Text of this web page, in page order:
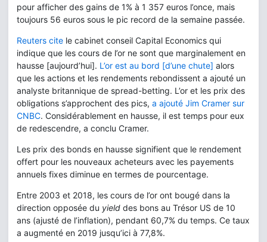
pour afficher des gains de 1% à 1 357 euros l’once, mais
toujours 56 euros sous le pic record de la semaine passée.
Reuters cite le cabinet conseil Capital Economics qui
indique que les cours de l’or ne sont que marginalement en
hausse [aujourd’hui]. L’or est au bord [d’une chute] alors
que les actions et les rendements rebondissent a ajouté un
analyste britannique de spread-betting. L’or et les prix des
obligations s’approchent des pics, a ajouté Jim Cramer sur
CNBC. Considérablement en hausse, il est temps pour eux
de redescendre, a conclu Cramer.
Les prix des bonds en hausse signifient que le rendement
offert pour les nouveaux acheteurs avec les payements
annuels fixes diminue en termes de pourcentage.
Entre 2003 et 2018, les cours de l’or ont bougé dans la
direction opposée du yield des bons au Trésor US de 10
ans (ajusté de l’inflation), pendant 60,7% du temps. Ce taux
a augmenté en 2019 jusqu’ici à 77,8%.